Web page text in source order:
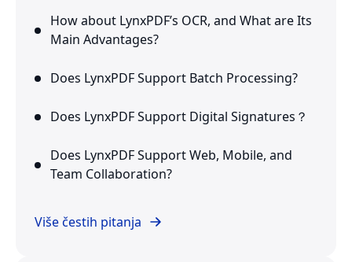
How about LynxPDF’s OCR, and What are Its
Main Advantages?
Does LynxPDF Support Batch Processing?
Does LynxPDF Support Digital Signatures？
Does LynxPDF Support Web, Mobile, and
Team Collaboration?
Više čestih pitanja